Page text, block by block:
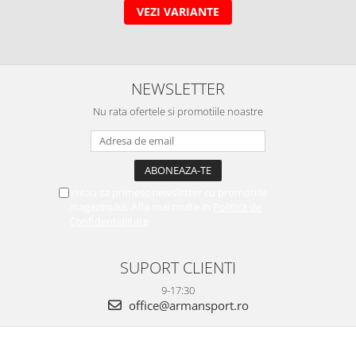
VEZI VARIANTE
NEWSLETTER
Nu rata ofertele si promotiile noastre
SUPORT CLIENTI
9-17:30
office@armansport.ro